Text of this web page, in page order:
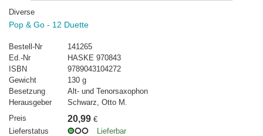
Diverse
Pop & Go - 12 Duette
Bestell-Nr
141265
Ed.-Nr
HASKE 970843
ISBN
9789043104272
Gewicht
130 g
Besetzung
Alt- und Tenorsaxophon
Herausgeber
Schwarz, Otto M.
Preis
20,99 €
Lieferstatus
Lieferbar